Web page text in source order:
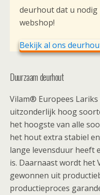
deurhout dat u nodig
webshop!
Bekijk al ons
Duurzaam deurhout
Vilam® Europees
uitzonderlijk hoog
het hoogste van alle
het hout extra stabiel
lange levensduur heeft
is. Daarnaast wordt
gewonnen uit
productieproces